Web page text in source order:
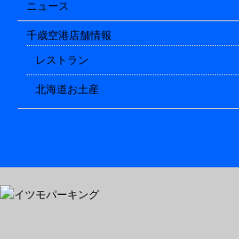
ニュース
千歳空港店舗情報
レストラン
北海道お土産